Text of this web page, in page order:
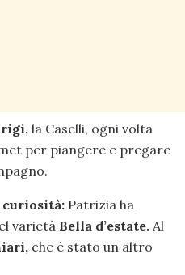
la Caselli, ogni volta
per piangere e pregare
curiosità: Patrizia ha
varietà Bella d’estate. Al
che è stato un altro